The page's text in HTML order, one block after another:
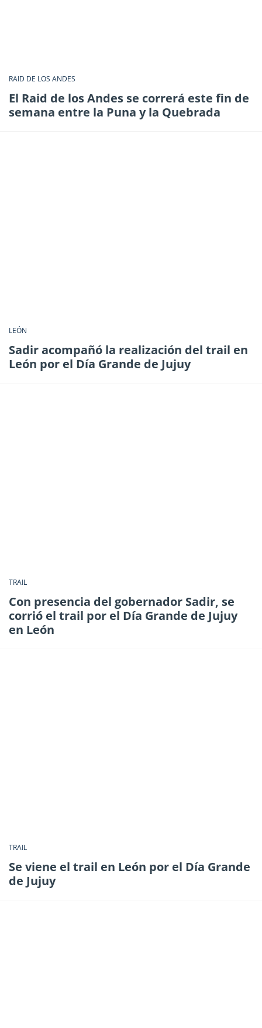
RAID DE LOS ANDES
El Raid de los Andes se correrá este fin de
semana entre la Puna y la Quebrada
LEÓN
Sadir acompañó la realización del trail en
León por el Día Grande de Jujuy
TRAIL
Con presencia del gobernador Sadir, se
corrió el trail por el Día Grande de Jujuy
en León
TRAIL
Se viene el trail en León por el Día Grande
de Jujuy